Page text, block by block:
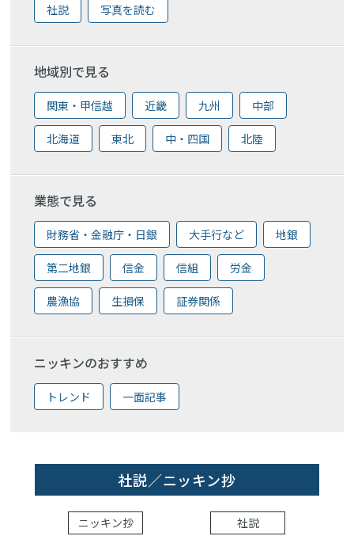
社説 写真を読む
地域別で見る
関東・甲信越 近畿 九州 中部
北海道 東北 中・四国 北陸
業態で見る
財務省・金融庁・日銀 大手行など 地銀
第二地銀 信金 信組 労金
農漁協 生損保 証券関係
ニッキンのおすすめ
トレンド 一面記事
社説／ニッキン抄
ニッキン抄 社説